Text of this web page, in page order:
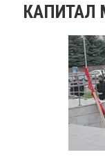
КАПИТАЛ